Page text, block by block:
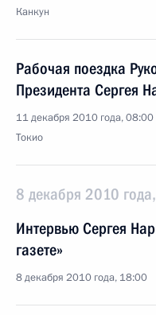
Канкун
Рабочая поездка
Президента Сергея
11 декабря 2010 года, 08:00
Токио
8 декабря 2010
Интервью Сергея
газете»
8 декабря 2010 года, 18:00